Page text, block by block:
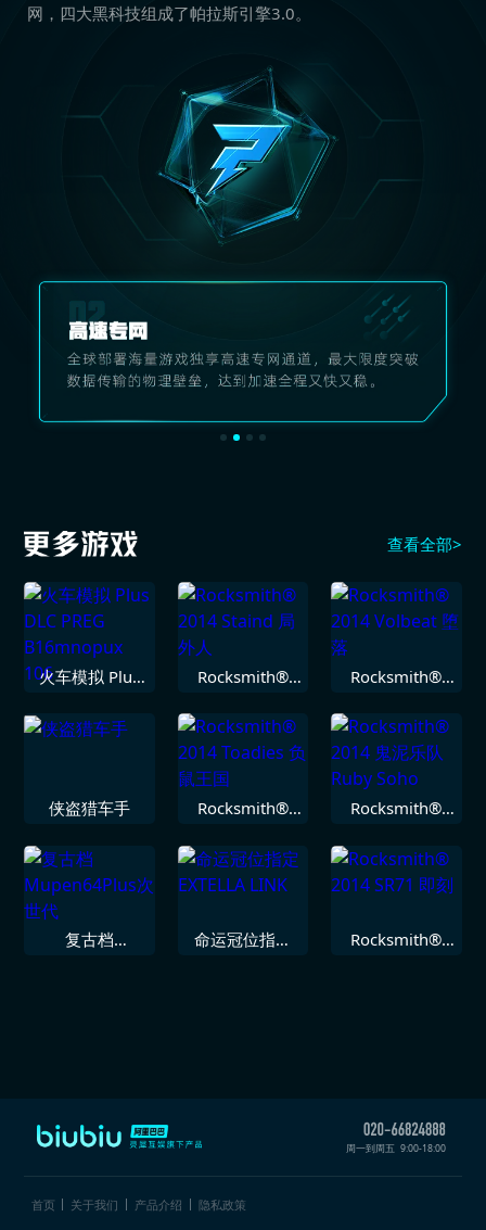
网，四大黑科技组成了帕拉斯引擎3.0。
查看全部>
火车模拟 Plus
B16mnopux
Rocksmith®
外人
Rocksmith®
堕落
侠盗猎车手
Rocksmith®
负鼠王国
Rocksmith®
Ruby Soho
复古档
命运冠位指定
Rocksmith®
周一到周五 9:00-18:00
首页 关于我们 产品介绍 隐私政策